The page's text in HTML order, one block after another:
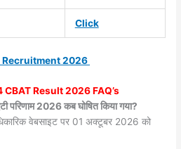
Click
Recruitment 2026
Result 2026 FAQ’s
परिणाम 2026 कब घोषित किया गया?
वेबसाइट पर 01 अक्टूबर 2026 को